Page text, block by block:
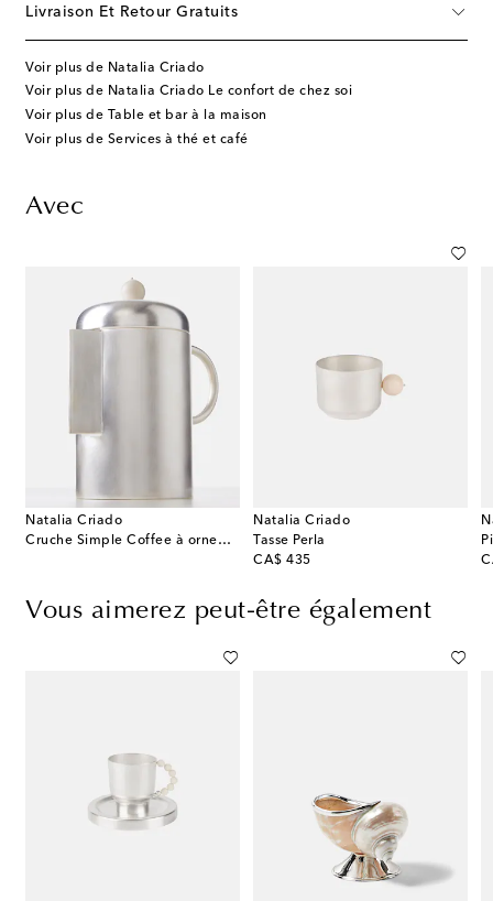
Livraison Et Retour Gratuits
Voir plus de Natalia Criado
Voir plus de Natalia Criado Le confort de chez soi
Voir plus de Table et bar à la maison
Voir plus de Services à thé et café
Avec
Natalia Criado
Cruche Simple Coffee à ornements
Natalia Criado
Tasse Perla
CA$ 435
original price
Vous aimerez peut-être également